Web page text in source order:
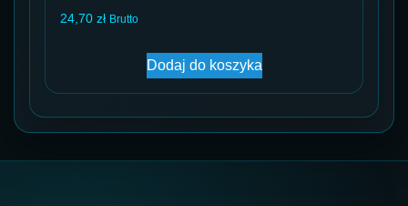
24,70 zł Brutto
Dodaj do koszyka